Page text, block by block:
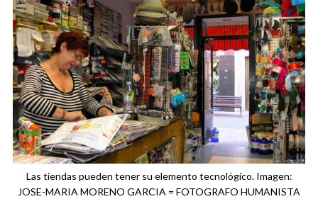
Las tiendas pueden tener su elemento tecnológico. Imagen:
JOSE-MARIA MORENO GARCIA = FOTOGRAFO HUMANISTA